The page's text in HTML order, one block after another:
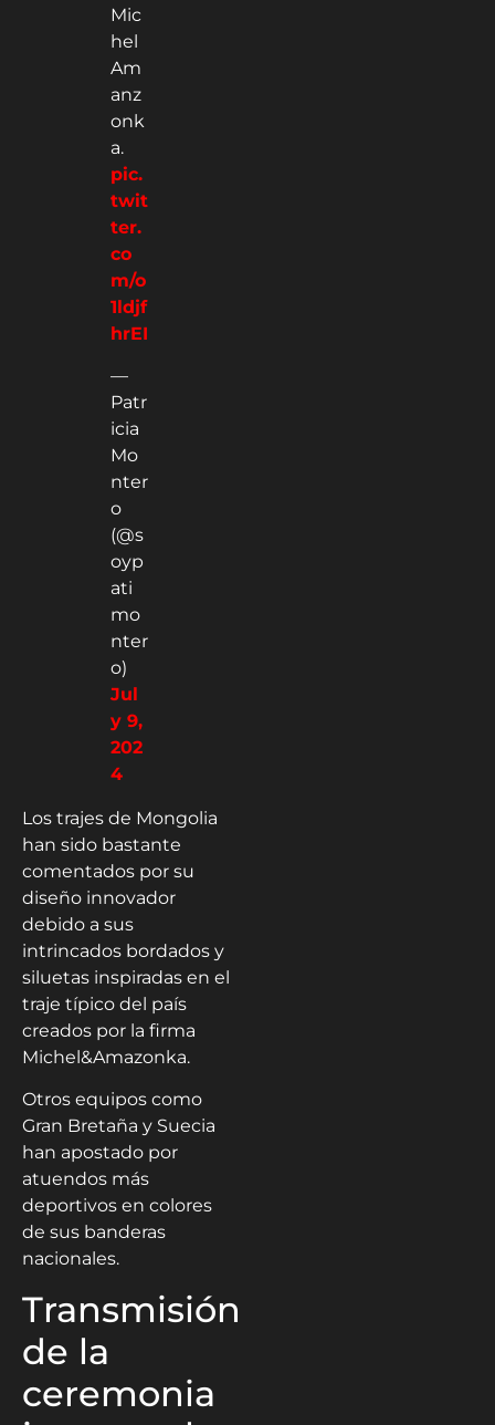
Mic
hel
Am
anz
onk
a.
pic.
twit
ter.
co
m/o
1ldjf
hrEI
—
Patr
icia
Mo
nter
o
(@s
oyp
ati
mo
nter
o)
Jul
y 9,
202
4
Los trajes de Mongolia
han sido bastante
comentados por su
diseño innovador
debido a sus
intrincados bordados y
siluetas inspiradas en el
traje típico del país
creados por la firma
Michel&Amazonka.
Otros equipos como
Gran Bretaña y Suecia
han apostado por
atuendos más
deportivos en colores
de sus banderas
nacionales.
Transmisión
de la
ceremonia